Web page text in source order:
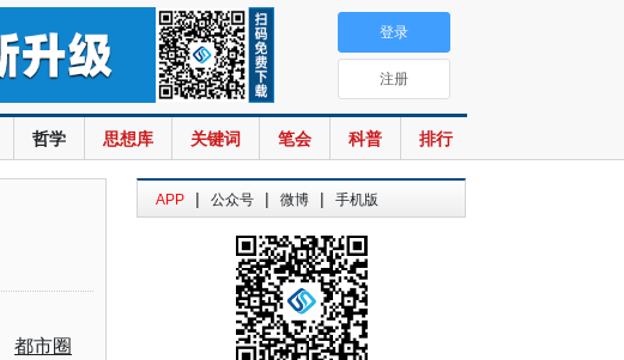
哲学 思想库 关键词 笔会 科普 排行
登录
注册
都市圈
APP | 公众号 | 微博 | 手机版